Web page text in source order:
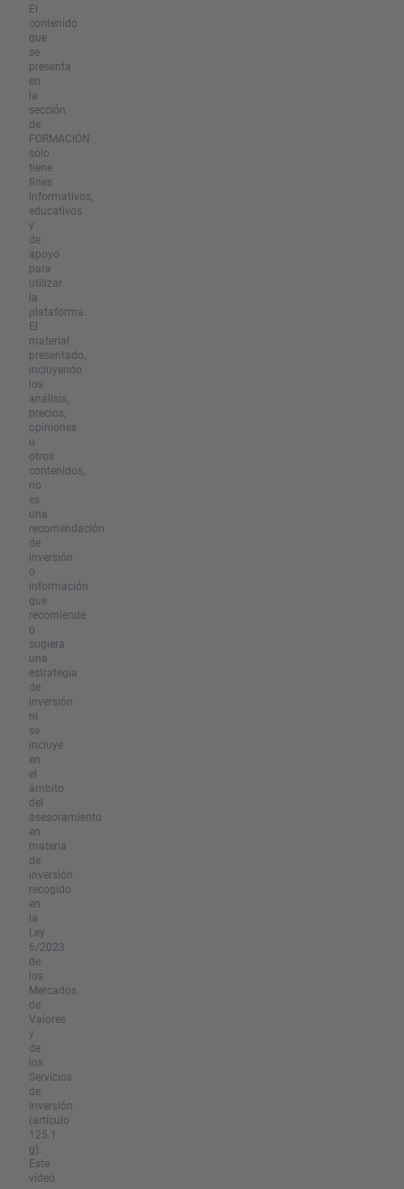
El
contenido
que
se
presenta
en
la
sección
de
FORMACIÓN
sólo
tiene
fines
informativos,
educativos
y
de
apoyo
para
utilizar
la
plataforma.
El
material
presentado,
incluyendo
los
análisis,
precios,
opiniones
u
otros
contenidos,
no
es
una
recomendación
de
inversión
o
información
que
recomiende
o
sugiera
una
estrategia
de
inversión
ni
se
incluye
en
el
ámbito
del
asesoramiento
en
materia
de
inversión
recogido
en
la
Ley
6/2023
de
los
Mercados
de
Valores
y
de
los
Servicios
de
Inversión
(artículo
125.1
g).
Este
vídeo